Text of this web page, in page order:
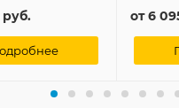
руб. от6